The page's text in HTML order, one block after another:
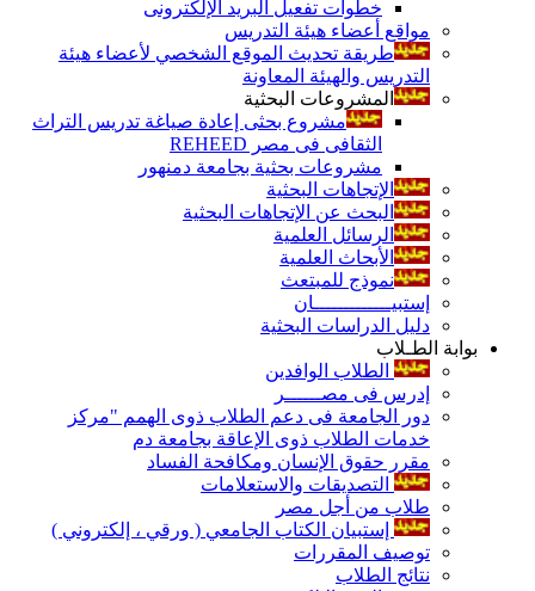
خطوات تفعيل البريد الإلكترونى
مواقع أعضاء هيئة التدريس
طريقة تحديث الموقع الشخصي لأعضاء هيئة
التدريس والهيئة المعاونة
المشروعات البحثية
مشروع بحثى إعادة صياغة تدريس التراث
الثقافى فى مصر REHEED
مشروعات بحثية بجامعة دمنهور
الإتجاهات البحثية
البحث عن الإتجاهات البحثية
الرسائل العلمية
الأبحاث العلمية
نموذج للمبتعث
إستبيـــــــــــــان
دليل الدراسات البحثية
بوابة الطـلاب
الطلاب الوافدين
إدرس فى مصــــــر
دور الجامعة فى دعم الطلاب ذوى الهمم "مركز
خدمات الطلاب ذوى الإعاقة بجامعة دم
مقرر حقوق الإنسان ومكافحة الفساد
التصديقات والاستعلامات
طلاب من أجل مصر
إستبيان الكتاب الجامعي ( ورقي ، إلكتروني )
توصيف المقررات
نتائج الطلاب